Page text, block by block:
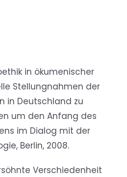
in ökumenischer
Stellungnahmen der
in Deutschland zu
um den Anfang des
im Dialog mit der
Berlin, 2008.
Verschiedenheit